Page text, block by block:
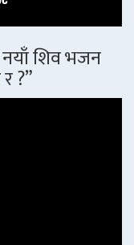
नयाँ शिव भजन
?”